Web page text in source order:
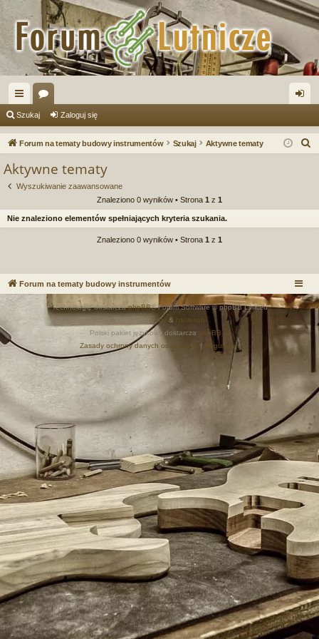
ię
ce
or
a og
Szukaj Zaloguj się
Forum na tematy budowy instrumentów Szukaj Aktywne tematy
Aktywne tematy
Wyszukiwanie zaawansowane
Znaleziono 0 wyników • Strona 1 z 1
Nie znaleziono elementów spełniających kryteria szukania.
Znaleziono 0 wyników • Strona 1 z 1
Forum na tematy budowy instrumentów
Technologię dostarczaphpBB® Forum Software © phpBB Limited
Style autor: Arty & halilesen
Polski pakiet językowy dostarcza
phpBB.pl
Zasady ochrony danych osobowych
Regulamin